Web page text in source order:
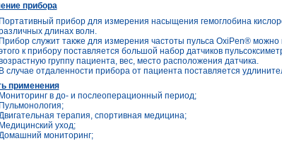
прибора
Портативный прибор для измерения насыщения гемоглобина
длинах волн.
Прибор служит также для измерения частоты пульса OxiPen®
к прибору поставляется большой набор датчиков
группу пациента, вес, место расположения датчика.
В случае отдаленности прибора от пациента поставляется
применения
Мониторинг в до- и послеоперационный период;
Пульмонология;
терапия, спортивная медицина;
Медицинский уход;
мониторинг;